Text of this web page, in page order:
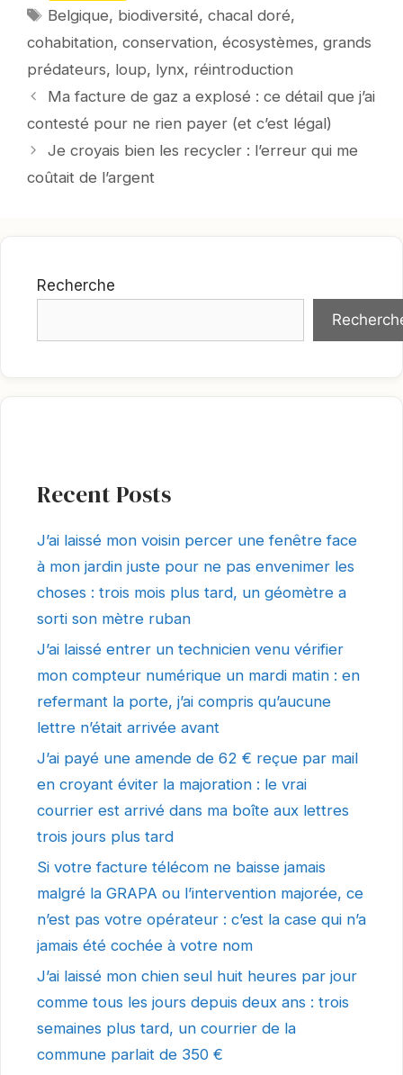
Mots-
clés
Belgique, biodiversité,chacal doré,
cohabitation, conservation, écosystèmes, grands
prédateurs, loup, lynx, réintroduction
Ma facture de gaz a explosé : ce détail que j’ai
contesté pour ne rien payer (et c’est légal)
Je croyais bien les recycler : l’erreur qui me
coûtait de l’argent
Recherche
Recent Posts
J’ai laissé mon voisin percer une fenêtre face
à mon jardin juste pour ne pas envenimer les
choses : trois mois plus tard, un géomètre a
sorti son mètre ruban
J’ai laissé entrer un technicien venu vérifier
mon compteur numérique un mardi matin : en
refermant la porte, j’ai compris qu’aucune
lettre n’était arrivée avant
J’ai payé une amende de 62 € reçue par mail
en croyant éviter la majoration : le vrai
courrier est arrivé dans ma boîte aux lettres
trois jours plus tard
Si votre facture télécom ne baisse jamais
malgré la GRAPA ou l’intervention majorée, ce
n’est pas votre opérateur : c’est la case qui n’a
jamais été cochée à votre nom
J’ai laissé mon chien seul huit heures par jour
comme tous les jours depuis deux ans : trois
semaines plus tard, un courrier de la
commune parlait de 350 €